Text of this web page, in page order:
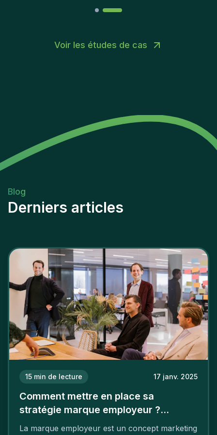
Voir les études de cas
Blog
Derniers articles
15 min de lecture 17 janv. 2025
Comment mettre en place sa
stratégie marque employeur ?
Découvrez les 7 étapes
La marque employeur est un concept marketing